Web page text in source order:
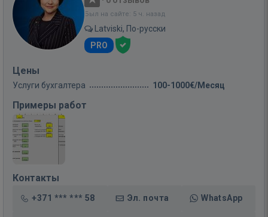
Был на сайте: 5 ч. назад
Latviski, По-русски
PRO
Цены
Услуги бухгалтера 100-1000€/Месяц
Примеры работ
Контакты
+371 *** *** 58 Эл. почта WhatsApp